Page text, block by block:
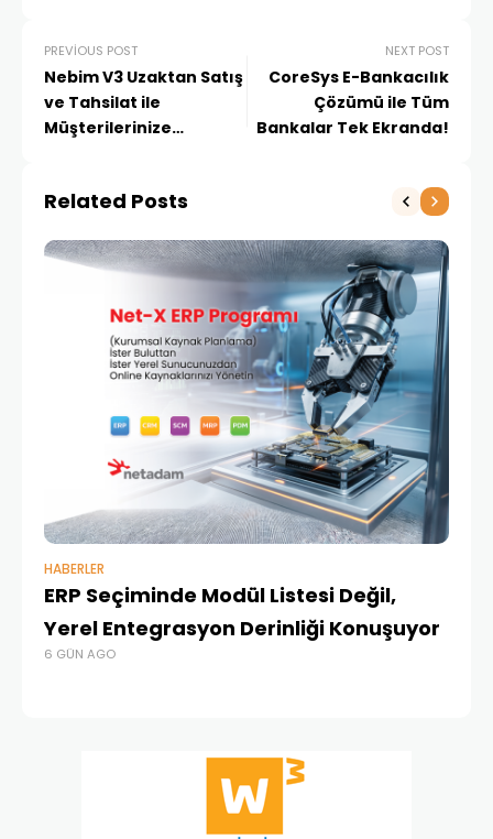
PREVIOUS POST
Nebim V3 Uzaktan Satış
ve Tahsilat ile
Müşterilerinize
Yaşatın
NEXT POST
CoreSys E-Bankacılık
Çözümü ile Tüm
Bankalar Tek Ekranda!
Related Posts
HABERLER
ERP Seçiminde Modül Listesi Değil,
Yerel Entegrasyon Derinliği Konuşuyor
6 GÜN AGO